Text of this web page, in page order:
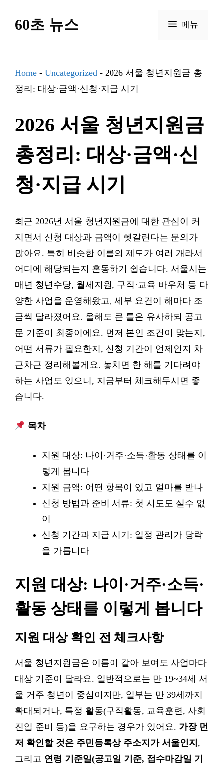
60초 뉴스 메뉴
Home - Uncategorized - 2026 서울 청년지원금 총
정리: 대상·금액·신청·지급 시기
2026 서울 청년지원금
총정리: 대상·금액·신
청·지급 시기
최근 2026년 서울 청년지원금에 대한 관심이 커
지면서 신청 대상과 금액이 헷갈린다는 문의가
많아요. 특히 비슷한 이름의 제도가 여러 개라서
어디에 해당되는지 혼동하기 쉽습니다. 서울시는
매년 청년수당, 월세지원, 구직·교육 바우처 등 다
양한 사업을 운영해왔고, 세부 요건이 해마다 조
금씩 달라졌어요. 올해도 큰 틀은 유사하되 공고
문 기준이 최종이에요. 먼저 본인 조건이 맞는지,
어떤 서류가 필요한지, 신청 기간이 언제인지 차
근차근 정리해볼게요. 놓치면 한 해를 기다려야
하는 사업도 있으니, 지금부터 체크해두시면 좋
습니다.
목차
지원 대상: 나이·거주·소득·활동 상태를 이
렇게 봅니다
지원 금액: 어떤 항목이 있고 얼마를 받나
신청 방법과 준비 서류: 첫 시도도 실수 없
이
신청 기간과 지급 시기: 일정 관리가 당락
을 가릅니다
지원 대상: 나이·거주·소득·
활동 상태를 이렇게 봅니다
지원 대상 확인 전 체크사항
서울 청년지원금은 이름이 같아 보여도 사업마다
대상 기준이 달라요. 일반적으로는 만 19~34세 서
울 거주 청년이 중심이지만, 일부는 만 39세까지
확대되거나, 특정 활동(구직활동, 교육훈련, 사회
진입 준비 등)을 요구하는 경우가 있어요. 가장 먼
저 확인할 것은 주민등록상 주소지가 서울인지 ,
그리고 연령 기준일(공고일 기준, 접수마감일 기